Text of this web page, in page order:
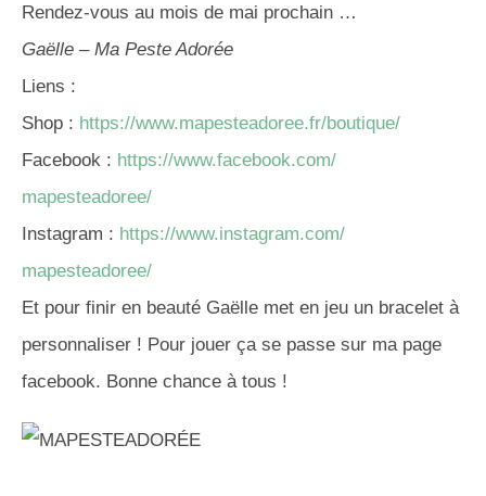
Rendez-vous au mois de mai prochain …
Gaëlle – Ma Peste Adorée
Liens :
Shop : https://www.mapesteadoree.fr/boutique/
Facebook : https://www.facebook.com/
mapesteadoree/
Instagram : https://www.instagram.com/
mapesteadoree/
Et pour finir en beauté Gaëlle met en jeu un bracelet à
personnaliser ! Pour jouer ça se passe sur ma page
facebook. Bonne chance à tous !